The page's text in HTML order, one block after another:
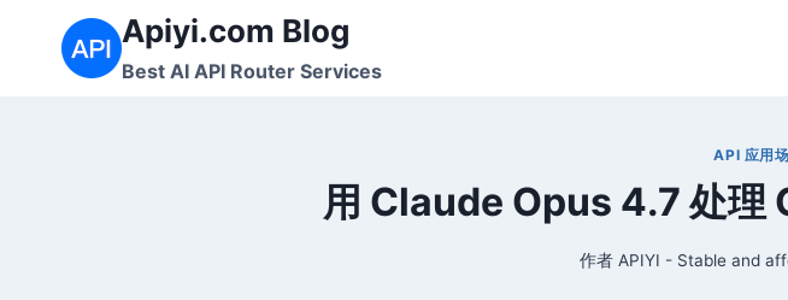
Apiyi.com Blog
Best AI API Router Services
API 应用
用 Claude Opus 4.7 处理
作者 APIYI - Stable and